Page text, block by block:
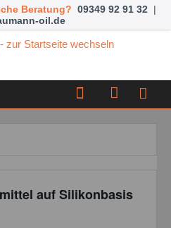
Beratung? 09349 92 91 32 |
oil.de
auf Silikonbasis